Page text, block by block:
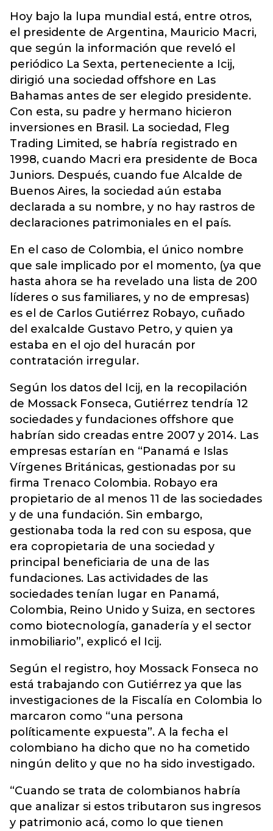
Hoy bajo la lupa mundial está, entre otros,
el presidente de Argentina, Mauricio Macri,
que según la información que reveló el
periódico La Sexta, perteneciente a Icij,
dirigió una sociedad offshore en Las
Bahamas antes de ser elegido presidente.
Con esta, su padre y hermano hicieron
inversiones en Brasil. La sociedad, Fleg
Trading Limited, se habría registrado en
1998, cuando Macri era presidente de Boca
Juniors. Después, cuando fue Alcalde de
Buenos Aires, la sociedad aún estaba
declarada a su nombre, y no hay rastros de
declaraciones patrimoniales en el país.
En el caso de Colombia, el único nombre
que sale implicado por el momento, (ya que
hasta ahora se ha revelado una lista de 200
líderes o sus familiares, y no de empresas)
es el de Carlos Gutiérrez Robayo, cuñado
del exalcalde Gustavo Petro, y quien ya
estaba en el ojo del huracán por
contratación irregular.
Según los datos del Icij, en la recopilación
de Mossack Fonseca, Gutiérrez tendría 12
sociedades y fundaciones offshore que
habrían sido creadas entre 2007 y 2014. Las
empresas estarían en “Panamá e Islas
Vírgenes Británicas, gestionadas por su
firma Trenaco Colombia. Robayo era
propietario de al menos 11 de las sociedades
y de una fundación. Sin embargo,
gestionaba toda la red con su esposa, que
era copropietaria de una sociedad y
principal beneficiaria de una de las
fundaciones. Las actividades de las
sociedades tenían lugar en Panamá,
Colombia, Reino Unido y Suiza, en sectores
como biotecnología, ganadería y el sector
inmobiliario”, explicó el Icij.
Según el registro, hoy Mossack Fonseca no
está trabajando con Gutiérrez ya que las
investigaciones de la Fiscalía en Colombia lo
marcaron como “una persona
políticamente expuesta”. A la fecha el
colombiano ha dicho que no ha cometido
ningún delito y que no ha sido investigado.
“Cuando se trata de colombianos habría
que analizar si estos tributaron sus ingresos
y patrimonio acá, como lo que tienen